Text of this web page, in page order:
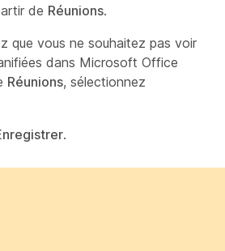
de Réunions.
que vous ne souhaitez pas voir
dans Microsoft Office
Réunions, sélectionnez
.